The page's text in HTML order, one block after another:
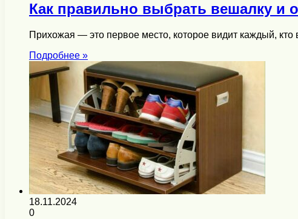
Как правильно выбрать вешалку и
Прихожая — это первое место, которое видит каждый,
Подробнее »
18.11.2024
0